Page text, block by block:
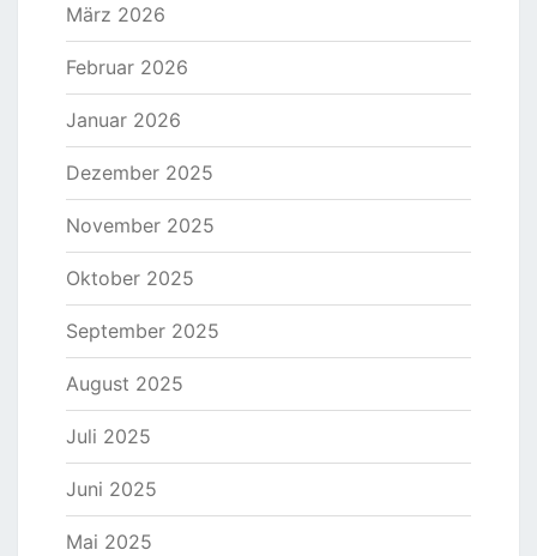
März 2026
Februar 2026
Januar 2026
Dezember 2025
November 2025
Oktober 2025
September 2025
August 2025
Juli 2025
Juni 2025
Mai 2025